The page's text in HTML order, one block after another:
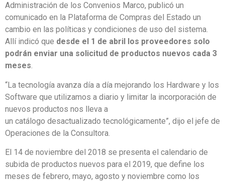
Administración de los Convenios Marco, publicó un
comunicado en la Plataforma de Compras del Estado un
cambio en las políticas y condiciones de uso del sistema.
Allíindicó que desde el 1 de abril los proveedores solo
podrán enviar una solicitud de productos nuevos cada 3
meses.
“La tecnología avanza día a día mejorando los Hardware y los
Software que utilizamos a diario y limitar la incorporación de
nuevos productos nos lleva a
un catálogo desactualizado tecnológicamente”, dijo el jefe de
Operaciones de la Consultora.
El 14 de noviembre del 2018 se presenta el calendario de
subida de productos nuevos para e l 2019, que define los
meses de febrero, mayo, agosto y noviembre como los